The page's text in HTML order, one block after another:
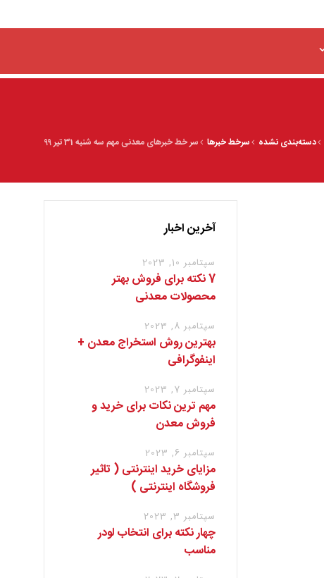
دسته‌بندی نشده سرخط خبرها سر خط خبرهای معدنی مهم سه شنبه 31 تیر ۹۹
آخرین اخبار
سپتامبر 10, 2023
7 نکته برای فروش بهتر
محصولات معدنی
سپتامبر 8, 2023
بهترین روش استخراج معدن +
اینفوگرافی
سپتامبر 7, 2023
مهم ترین نکات برای خرید و
فروش معدن
سپتامبر 6, 2023
مزایای خرید اینترنتی ( تاثیر
فروشگاه اینترنتی )
سپتامبر 3, 2023
چهار نکته برای انتخاب لودر
مناسب